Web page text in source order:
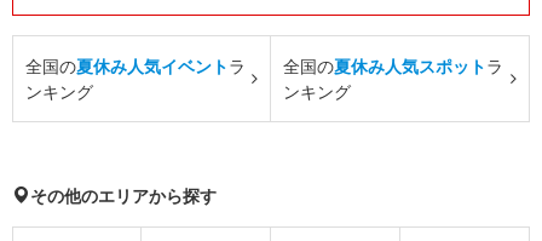
全国の夏休み人気イベントラ
ンキング
全国の夏休み人気スポットラ
ンキング
その他のエリアから探す